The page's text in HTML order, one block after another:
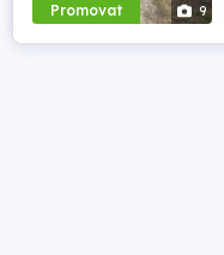
Promovat 9